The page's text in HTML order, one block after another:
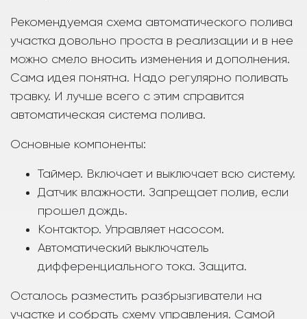
Рекомендуемая схема автоматического полива
участка довольно проста в реализации и в нее
можно смело вносить изменения и дополнения.
Сама идея понятна. Надо регулярно поливать
травку. И лучше всего с этим справится
автоматическая система полива.
Основные компоненты:
Таймер. Включает и выключает всю систему.
Датчик влажности. Запрещает полив, если
прошел дождь.
Контактор. Управляет насосом.
Автоматический выключатель
дифференциального тока. Защита.
Осталось разместить разбрызгиватели на
участке и собрать схему управления. Самой